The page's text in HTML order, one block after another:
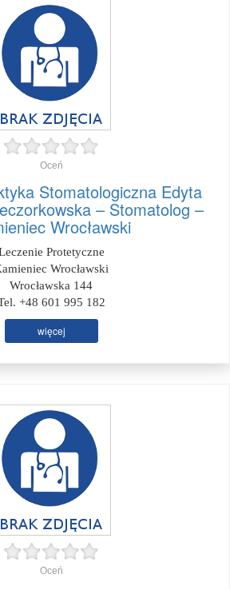
Oceń
Stomatologiczna Edyta
– Stomatolog –
Wrocławski
Protetyczne
Wrocławski
Wrocławska 144
+48 601 995 182
więcej
Oceń